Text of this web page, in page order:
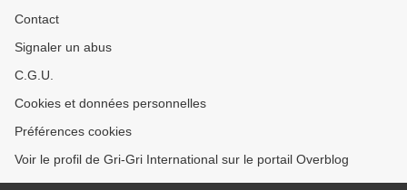
Contact
Signaler un abus
C.G.U.
Cookies et données personnelles
Préférences cookies
Voir le profil de Gri-Gri International sur le portail Overblog